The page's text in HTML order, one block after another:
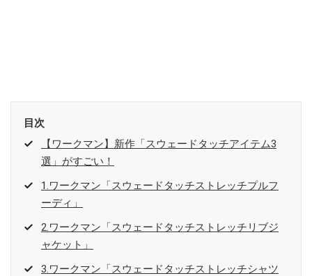
目次
【ワークマン】新作「スウェードタッチアイテム3
選」がすごい！
1.ワークマン「スウェードタッチストレッチプルフ
ーディ」
2.ワークマン「スウェードタッチストレッチリブジ
ャケット」
3.ワークマン「スウェードタッチストレッチシャツ